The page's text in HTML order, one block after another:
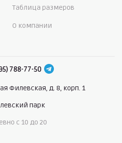
Таблица размеров
О компании
788-77-50
Филевская, д. 8, корп. 1
парк
c 10 до 20